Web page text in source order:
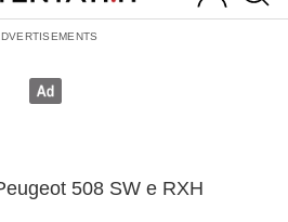
508 SW e RXH